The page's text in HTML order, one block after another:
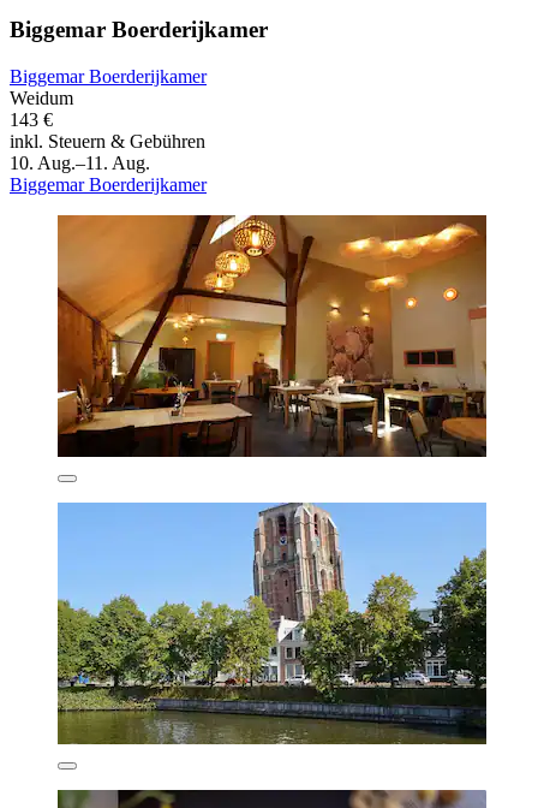
Biggemar Boerderijkamer
Biggemar Boerderijkamer
Weidum
143 €
inkl. Steuern & Gebühren
10. Aug.–11. Aug.
Biggemar Boerderijkamer